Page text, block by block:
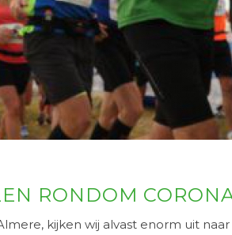
RONDOM
kijken wij alvast enorm uit